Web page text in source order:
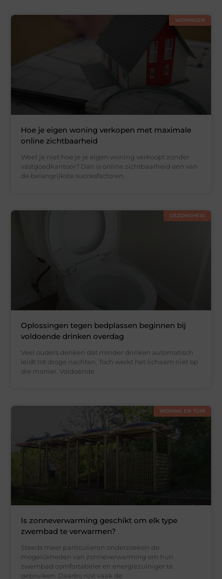
WONINGEN
Hoe je eigen woning verkopen met maximale
online zichtbaarheid
Weet je niet hoe je je eigen woning verkoopt zonder
vastgoedkantoor? Dan is online zichtbaarheid een van
de belangrijkste succesfactoren.
GEZONDHEID
Oplossingen tegen bedplassen beginnen bij
voldoende drinken overdag
Veel ouders denken dat minder drinken automatisch
leidt tot droge nachten. Toch werkt het lichaam niet op
die manier. Voldoende
WONING EN TUIN
Is zonneverwarming geschikt om elk type
zwembad te verwarmen?
Steeds meer particulieren onderzoeken de
mogelijkheden van zonneverwarming om hun
zwembad comfortabeler en energiezuiniger te
gebruiken. Daarbij rijst vaak de